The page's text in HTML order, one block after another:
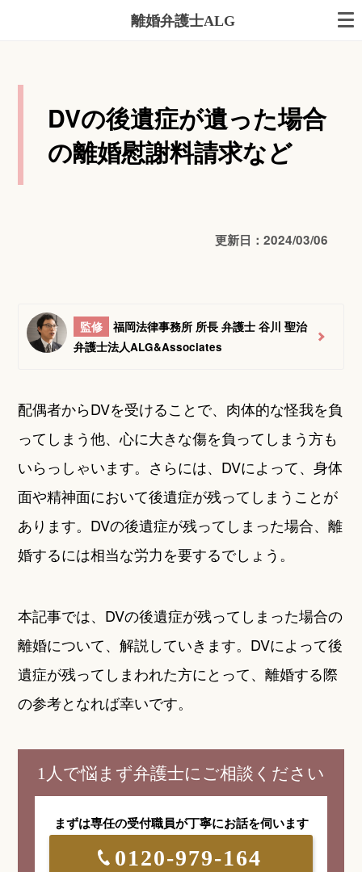
離婚弁護士ALG
DVの後遺症が遺った場合
の離婚慰謝料請求など
更新日：2024/03/06
監修
福岡法律事務所 所長 弁護士 谷川 聖治
弁護士法人ALG&Associates
配偶者からDVを受けることで、肉体的な怪我を負
ってしまう他、心に大きな傷を負ってしまう方も
いらっしゃいます。さらには、DVによって、身体
面や精神面において後遺症が残ってしまうことが
あります。DVの後遺症が残ってしまった場合、離
婚するには相当な労力を要するでしょう。
本記事では、DVの後遺症が残ってしまった場合の
離婚について、解説していきます。DVによって後
遺症が残ってしまわれた方にとって、離婚する際
の参考となれば幸いです。
1人で悩まず弁護士にご相談ください
まずは専任の受付職員が丁寧にお話を伺います
0120-979-164